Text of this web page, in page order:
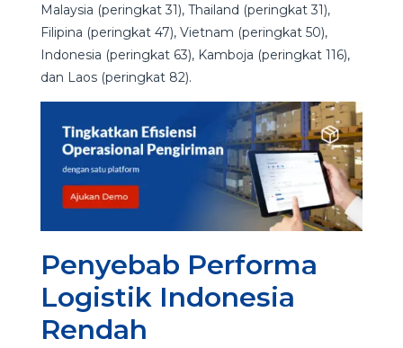
Malaysia (peringkat 31), Thailand (peringkat 31),
Filipina (peringkat 47), Vietnam (peringkat 50),
Indonesia (peringkat 63), Kamboja (peringkat 116),
dan Laos (peringkat 82).
Penyebab Performa
Logistik Indonesia
Rendah